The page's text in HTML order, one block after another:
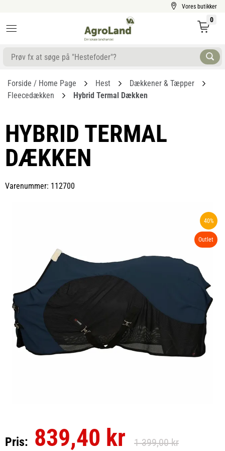
Vores butikker
0
Forside / Home Page Hest
Dækkener & Tæpper
Fleecedækken
Hybrid Termal Dækken
HYBRID TERMAL
DÆKKEN
Varenummer: 112700
40%
Outlet
Pris: 839,40 kr 1 399,00 kr